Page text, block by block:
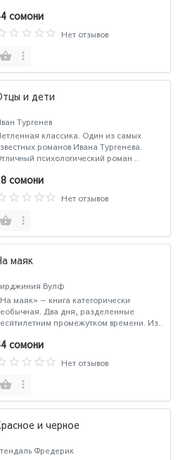
сомони
Нет отзывов
и дети
Тургенев
классика. Один из самых
романов Ивана Тургенева.
психологический роман ..
сомони
Нет отзывов
маяк
Вулф
маяк» — книга категорически
Два дня, разделенные
промежутком времени. Из..
сомони
Нет отзывов
и черное
Фредерик